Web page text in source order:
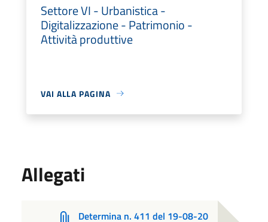
Settore VI - Urbanistica -
Digitalizzazione - Patrimonio -
Attività produttive
VAI ALLA PAGINA
Allegati
Determina n. 411 del 19-08-20